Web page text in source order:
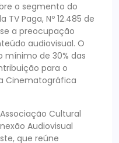
o segmento do
TV Paga, Nº 12.485 de
a preocupação
audiovisual. O
mínimo de 30% das
para o
Cinematográfica
Cultural
Audiovisual
que reúne